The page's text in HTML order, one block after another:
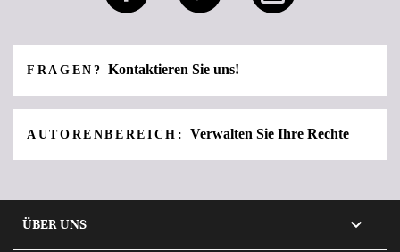
FRAGEN?Kontaktieren Sie uns!
AUTORENBEREICH: Verwalten Sie Ihre Rechte
ÜBER UNS 